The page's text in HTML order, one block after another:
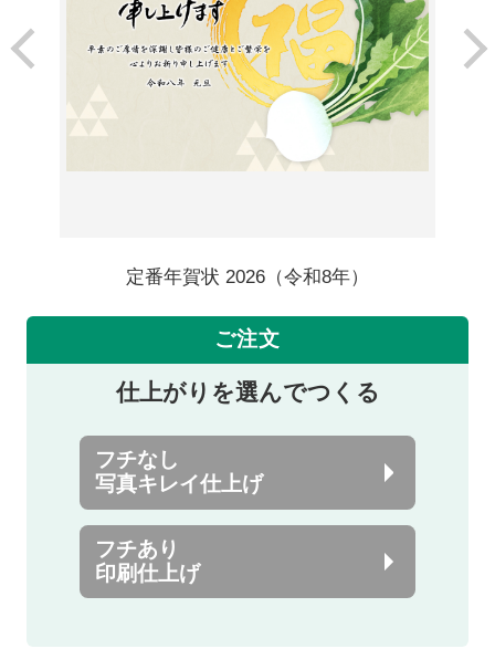
定番年賀状 2026（令和8年）
ご注文
仕上がりを選んでつくる
フチなし
写真キレイ仕上げ
フチあり
印刷仕上げ